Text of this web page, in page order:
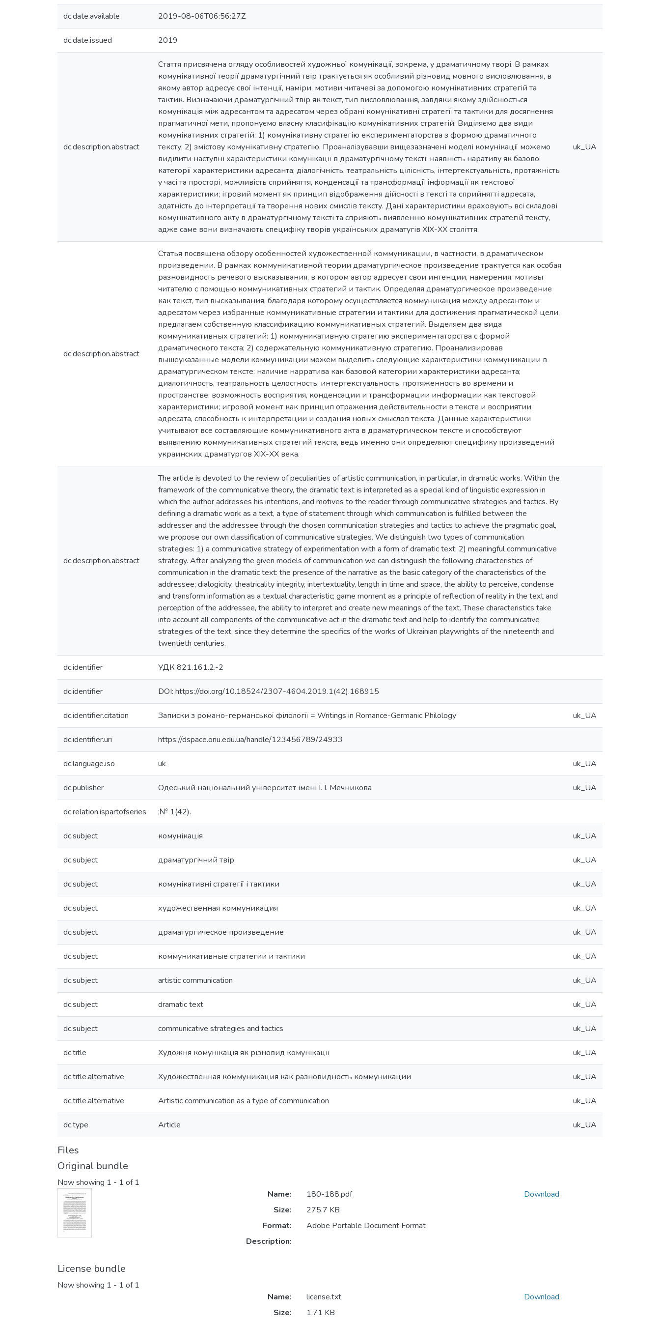
dc.date.available 2019-08-06T06:56:27Z
dc.date.issued 2019
dc.description.abstract
Стаття присвячена огляду особливостей художньої комунікації, зокрема, у драматичному творі. В рамках
комунікативної теорії драматургічний твір трактується як особливий різновид мовного висловлювання, в
якому автор адресує свої інтенції, наміри, мотиви читачеві за допомогою комунікативних стратегій та
тактик. Визначаючи драматургічний твір як текст, тип висловлювання, завдяки якому здійснюється
комунікація між адресантом та адресатом через обрані комунікативні стратегії та тактики для досягнення
прагматичної мети, пропонуємо власну класифікацію комунікативних стратегій. Виділяємо два види
комунікативних стратегій: 1) комунікативну стратегію експериментаторства з формою драматичного
тексту; 2) змістову комунікативну стратегію. Проаналізувавши вищезазначені моделі комунікації можемо
виділити наступні характеристики комунікації в драматургічному тексті: наявність наративу як базової
категорії характеристики адресанта; діалогічність, театральність цілісність, інтертекстуальність, протяжність
у часі та просторі, можливість сприйняття, конденсації та трансформації інформації як текстової
характеристики; ігровий момент як принцип відображення дійсності в тексті та сприйнятті адресата,
здатність до інтерпретації та творення нових смислів тексту. Дані характеристики враховують всі складові
комунікативного акту в драматургічному тексті та сприяють виявленню комунікативних стратегій тексту,
адже саме вони визначають специфіку творів українських драматугів ХІХ-ХХ століття.
uk_UA
dc.description.abstract
Статья посвящена обзору особенностей художественной коммуникации, в частности, в драматическом
произведении. В рамках коммуникативной теории драматургическое произведение трактуется как особая
разновидность речевого высказывания, в котором автор адресует свои интенции, намерения, мотивы
читателю с помощью коммуникативных стратегий и тактик. Определяя драматургическое произведение
как текст, тип высказывания, благодаря которому осуществляется коммуникация между адресантом и
адресатом через избранные коммуникативные стратегии и тактики для достижения прагматической цели,
предлагаем собственную классификацию коммуникативных стратегий. Выделяем два вида
коммуникативных стратегий: 1) коммуникативную стратегию экспериментаторства с формой
драматического текста; 2) содержательную коммуникативную стратегию. Проанализировав
вышеуказанные модели коммуникации можем выделить следующие характеристики коммуникации в
драматургическом тексте: наличие нарратива как базовой категории характеристики адресанта;
диалогичность, театральность целостность, интертекстуальность, протяженность во времени и
пространстве, возможность восприятия, конденсации и трансформации информации как текстовой
характеристики; игровой момент как принцип отражения действительности в тексте и восприятии
адресата, способность к интерпретации и создания новых смыслов текста. Данные характеристики
учитывают все составляющие коммуникативного акта в драматургическом тексте и способствуют
выявлению коммуникативных стратегий текста, ведь именно они определяют специфику произведений
украинских драматургов XIX-XX века.
dc.description.abstract
The article is devoted to the review of peculiarities of artistic communication, in particular, in dramatic works. Within the
framework of the communicative theory, the dramatic text is interpreted as a special kind of linguistic expression in
which the author addresses his intentions, and motives to the reader through communicative strategies and tactics. By
defining a dramatic work as a text, a type of statement through which communication is fulfilled between the
addresser and the addressee through the chosen communication strategies and tactics to achieve the pragmatic goal,
we propose our own classification of communicative strategies. We distinguish two types of communication
strategies: 1) a communicative strategy of experimentation with a form of dramatic text; 2) meaningful communicative
strategy. After analyzing the given models of communication we can distinguish the following characteristics of
communication in the dramatic text: the presence of the narrative as the basic category of the characteristics of the
addressee; dialogicity, theatricality integrity, intertextuality, length in time and space, the ability to perceive, condense
and transform information as a textual characteristic; game moment as a principle of reflection of reality in the text and
perception of the addressee, the ability to interpret and create new meanings of the text. These characteristics take
into account all components of the communicative act in the dramatic text and help to identify the communicative
strategies of the text, since they determine the specifics of the works of Ukrainian playwrights of the nineteenth and
twentieth centuries.
dc.identifier УДК 821.161.2.-2
dc.identifier DOI: https://doi.org/10.18524/2307-4604.2019.1(42).168915
dc.identifier.citation Записки з романо-германської філології = Writings in Romance-Germanic Philology uk_UA
dc.identifier.uri https://dspace.onu.edu.ua/handle/123456789/24933
dc.language.iso uk uk_UA
dc.publisher Одеський національний університет імені І. І. Мечникова uk_UA
dc.relation.ispartofseries ;№ 1(42).
dc.subject комунікація uk_UA
dc.subject драматургічний твір uk_UA
dc.subject комунікативні стратегії і тактики uk_UA
dc.subject художественная коммуникация uk_UA
dc.subject драматургическое произведение uk_UA
dc.subject коммуникативные стратегии и тактики uk_UA
dc.subject artistic communication uk_UA
dc.subject dramatic text uk_UA
dc.subject communicative strategies and tactics uk_UA
dc.title Художня комунікація як різновид комунікації uk_UA
dc.title.alternative Художественная коммуникация как разновидность коммуникации uk_UA
dc.title.alternative Artistic communication as a type of communication uk_UA
dc.type Article uk_UA
Files
Original bundle
Now showing 1 - 1 of 1
Name:
180-188.pdf
Size:
275.7 KB
Format:
Adobe Portable Document Format
Description:
Download
License bundle
Now showing 1 - 1 of 1
Name:
license.txt
Size:
1.71 KB
Download